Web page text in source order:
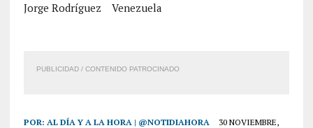
Jorge Rodríguez
Venezuela
PUBLICIDAD / CONTENIDO PATROCINADO
POR: AL DÍA Y A LA HORA | @NOTIDIAHORA
30 NOVIEMBRE,